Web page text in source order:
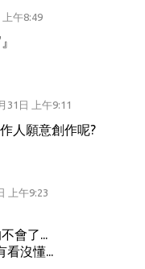
上午8:49
31日 上午9:11
人願意創作呢?
上午9:23
會了...
看沒懂...